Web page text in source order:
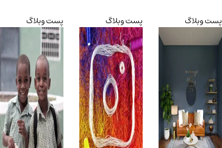
پست وبلاگ پست وبلاگ پست وبلاگ